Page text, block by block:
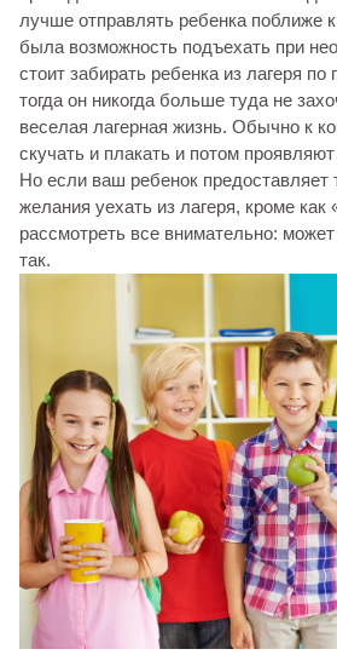
лучше отправлять ребенка поближе
была возможность подъехать при
стоит забирать ребенка из лагеря
тогда он никогда больше туда не
веселая лагерная жизнь. Обычно к
скучать и плакать и потом
Но если ваш ребенок предоставляет
желания уехать из лагеря, кроме как
рассмотреть все внимательно:
так.